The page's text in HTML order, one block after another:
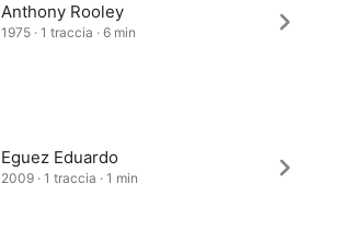
Anthony Rooley
1975 · 1 traccia · 6 min
Eguez Eduardo
2009 · 1 traccia · 1 min